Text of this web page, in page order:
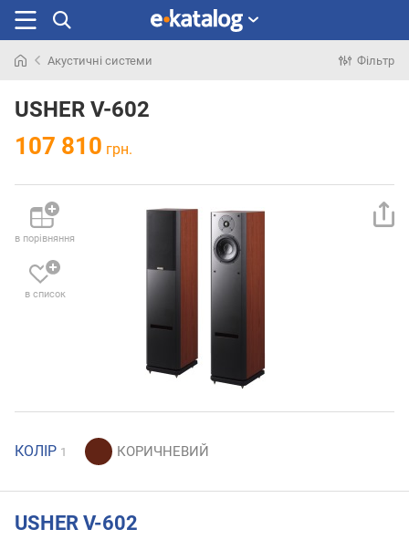
раніше
Акустичні системи Фільтр
USHER V-602
107 810 грн.
в порівняння
в список
КОЛІР 1
USHER V-602